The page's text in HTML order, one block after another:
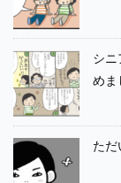
シニ
めま
ただ